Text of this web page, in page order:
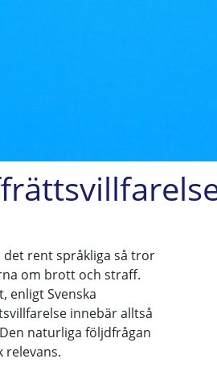
det rent språkliga så tror
om brott och straff.
enligt Svenska
innebär alltså
naturliga följdfrågan
relevans.